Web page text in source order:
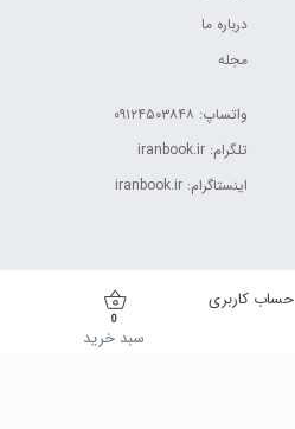
حساب کاربری
0
سبد خرید
درباره ما
مجله
واتساپ: ۰۹۱۲۴۵۰۳۸۴۸
تلگرام: iranbook.ir
اینستاگرام: iranbook.ir